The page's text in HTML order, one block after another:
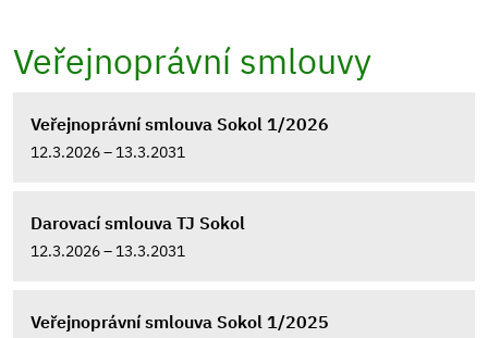
Veřejnoprávní smlouvy
Veřejnoprávní smlouva Sokol 1/2026
12.3.2026 – 13.3.2031
Darovací smlouva TJ Sokol
12.3.2026 – 13.3.2031
Veřejnoprávní smlouva Sokol 1/2025